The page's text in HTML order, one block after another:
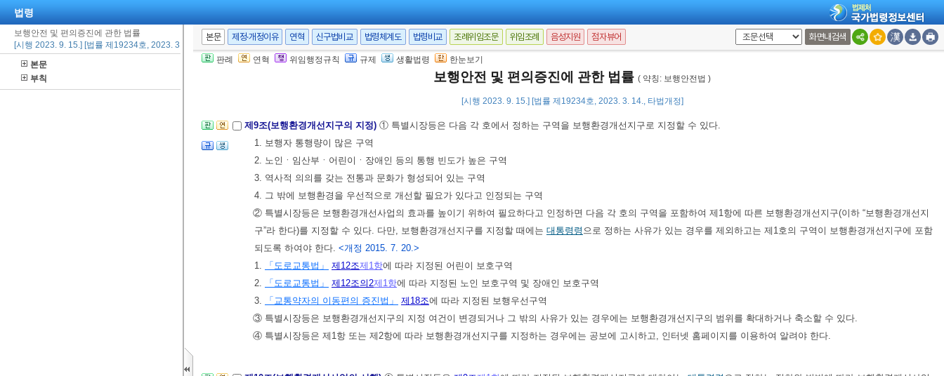
법령
보행안전 및 편의증진에 관한 법률
[시행 2023. 9. 15.] [법률 제19234호, 2023. 3. 14., 타법개정]
본문
부칙
본문 제정·개정이유 연혁 신구법비교 법령체계도 법령비교 조례위임조문 위임조례 음성지원 점자뷰어 화면내검색
판례 연혁 위임행정규칙 규제 생활법령 한눈보기
보행안전 및 편의증진에 관한 법률 ( 약칭: 보행안전법 )
[시행 2023. 9. 15.] [법률 제19234호, 2023. 3. 14., 타법개정]
2. 보행안전 및 편의증진에 관한 지역 주요 정책의 수립 및 조정에 관한 사항
3. 그 밖에 보행안전 및 편의증진에 관련된 사항으로서 위원장이 부의하는 사항
② 지역위원회의 구성ㆍ운영 등에 필요한 사항은대통령령
제9조(보행환경개선지구의 지정) ① 특별시장등은 다음 각 호에서 정하는 구역을 보행환경개선지구로 지정할 수 있다.
1. 보행자 통행량이 많은 구역
2. 노인ㆍ임산부ㆍ어린이ㆍ장애인 등의 통행 빈도가 높은 구역
3. 역사적 의의를 갖는 전통과 문화가 형성되어 있는 구역
4. 그 밖에 보행환경을 우선적으로 개선할 필요가 있다고 인정되는 구역
② 특별시장등은 보행환경개선사업의 효과를 높이기 위하여 필요하다고 인정하면 다음 각 호의 구역을 포함하여 제1항에 따른 보행환경개선지구(이하 “보행환경개선지
구”라 한다)를 지정할 수 있다. 다만, 보행환경개선지구를 지정할 때에는 대통령령 으로 정하는 사유가 있는 경우를 제외하고는 제1호의 구역이 보행환경개선지구에 포함
되도록 하여야 한다. <개정 2015. 7. 20.>
1.
「도로교통법」 제12조제1항에 따라 지정된 어린이 보호구역
2.
「도로교통법」 제12조의2제1항에 따라 지정된 노인 보호구역 및 장애인 보호구역
3.
「교통약자의 이동편의 증진법」 제18조에 따라 지정된 보행우선구역
③ 특별시장등은 보행환경개선지구의 지정 여건이 변경되거나 그 밖의 사유가 있는 경우에는 보행환경개선지구의 범위를 확대하거나 축소할 수 있다.
④ 특별시장등은 제1항 또는 제2항에 따라 보행환경개선지구를 지정하는 경우에는 공보에 고시하고, 인터넷 홈페이지를 이용하여 알려야 한다.